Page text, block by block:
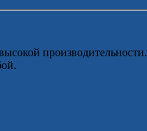
производительности.